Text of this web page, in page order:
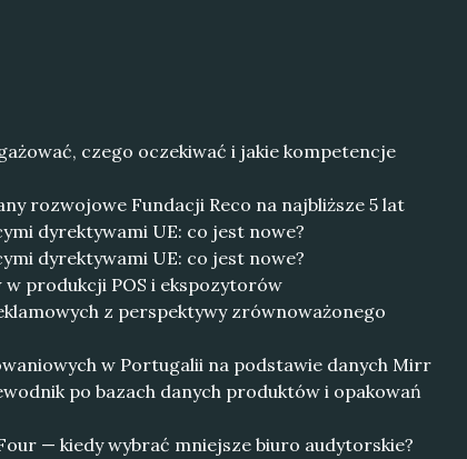
czego oczekiwać i jakie kompetencje
rozwojowe Fundacji Reco na najbliższe 5 lat
dyrektywami UE: co jest nowe?
dyrektywami UE: co jest nowe?
produkcji POS i ekspozytorów
z perspektywy zrównoważonego
w Portugalii na podstawie danych Mirr
po bazach danych produktów i opakowań
— kiedy wybrać mniejsze biuro audytorskie?